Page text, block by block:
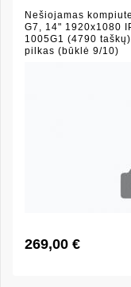
Nešiojamas
G7, 14" 1920x1080
1005G1 (4790
pilkas (būklė 9/10)
269,00 €